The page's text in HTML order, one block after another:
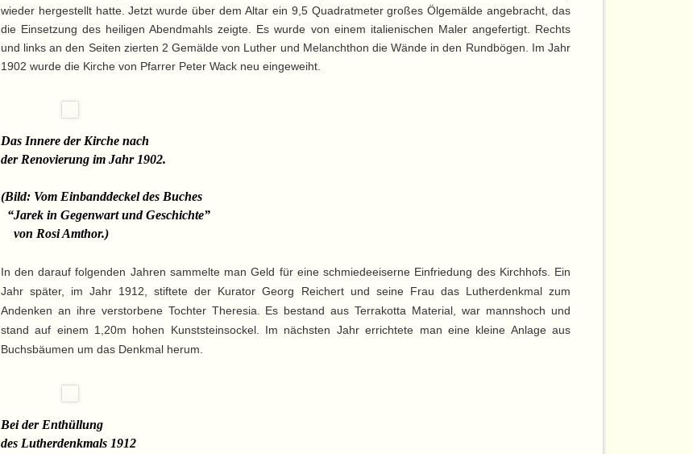
wieder hergestellt hatte. Jetzt wurde über dem Altar ein 9,5 Quadratmeter großes Ölgemälde angebracht, das
die Einsetzung des heiligen Abendmahls zeigte. Es wurde von einem italienischen Maler angefertigt. Rechts
und links an den Seiten zierten 2 Gemälde von Luther und Melanchthon die Wände in den Rundbögen. Im Jahr
1902 wurde die Kirche von Pfarrer Peter Wack neu eingeweiht.
Das Innere der Kirche nach
der Renovierung im Jahr 1902.
(Bild: Vom Einbanddeckel des Buches
“Jarek in Gegenwart und Geschichte”
von Rosi Amthor.)
In den darauf folgenden Jahren sammelte man Geld für eine schmiedeeiserne Einfriedung des Kirchhofs. Ein
Jahr später, im Jahr 1912, stiftete der Kurator Georg Reichert und seine Frau das Lutherdenkmal zum
Andenken an ihre verstorbene Tochter Theresia. Es bestand aus Terrakotta Material, war mannshoch und
stand auf einem 1,20m hohen Kunststeinsockel. Im nächsten Jahr errichtete man eine kleine Anlage aus
Buchsbäumen um das Denkmal herum.
Bei der Enthüllung
des Lutherdenkmals 1912